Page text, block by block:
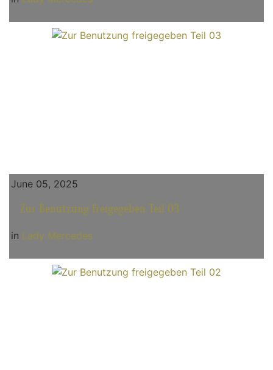
June 05, 2025
Zur Benutzung freigegeben Teil 03
in Lady Mercedes